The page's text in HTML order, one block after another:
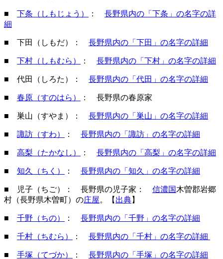
■ 下条（しもじょう） ： 長野県内の「下条」の名字の詳
細
■ 下田（しもだ）： 長野県内の「下田」の名字の詳細
■ 下村（しもむら） ： 長野県内の「下村」の名字の詳細
■ 代田（しろた）： 長野県内の「代田」の名字の詳細
■ 春原（すのはら） ： 長野県の春原家
■ 巣山（すやま）： 長野県内の「巣山」の名字の詳細
■ 諏訪（すわ） ： 長野県内の「諏訪」の名字の詳細
■ 高梨（たかなし） ： 長野県内の「高梨」の名字の詳細
■ 知久（ちく） ： 長野県内の「知久」の名字の詳細
■ 児子（ちご）： 長野県の児子家： 信濃国木曽郡岩郷
村（長野県木曽町）の庄屋。【 出典】
■ 千野（ちの） ： 長野県内の「千野」の名字の詳細
■ 千村（ちむら） ： 長野県内の「千村」の名字の詳細
■ 手塚（てづか） ： 長野県内の「手塚」の名字の詳細